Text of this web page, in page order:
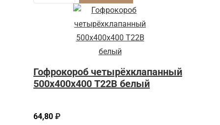
Гофрокороб четырёхклапанный
500х400х400 Т22В белый
64,80 ₽